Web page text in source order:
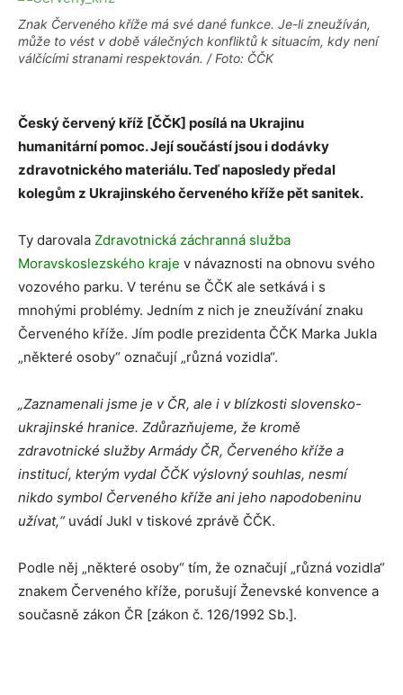
Znak Červeného kříže má své dané funkce. Je-li zneužíván,
může to vést v době válečných konfliktů k situacím, kdy není
válčícími stranami respektován. / Foto: ČČK
Český červený kříž [ČČK] posílá na Ukrajinu
humanitární pomoc. Její součástí jsou i dodávky
zdravotnického materiálu. Teď naposledy předal
kolegům z Ukrajinského červeného kříže pět sanitek.
Ty darovala Zdravotnická záchranná služba
Moravskoslezského kraje v návaznosti na obnovu svého
vozového parku. V terénu se ČČK ale setkává i s
mnohými problémy. Jedním z nich je zneužívání znaku
Červeného kříže. Jím podle prezidenta ČČK Marka Jukla
„některé osoby“ označují „různá vozidla“.
„Zaznamenali jsme je v ČR, ale i v blízkosti slovensko-
ukrajinské hranice. Zdůrazňujeme, že kromě
zdravotnické služby Armády ČR, Červeného kříže a
institucí, kterým vydal ČČK výslovný souhlas, nesmí
nikdo symbol Červeného kříže ani jeho napodobeninu
užívat,“ uvádí Jukl v tiskové zprávě ČČK.
Podle něj „některé osoby“ tím, že označují „různá vozidla“
znakem Červeného kříže, porušují Ženevské konvence a
současně zákon ČR [zákon č. 126/1992 Sb.].